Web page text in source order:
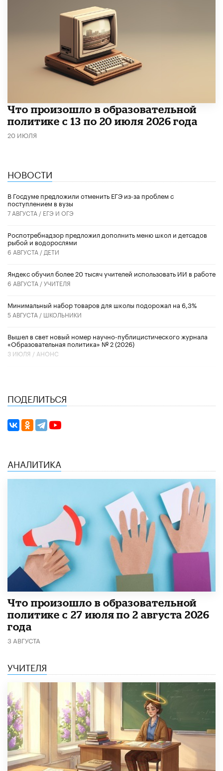
Что произошло в образовательной
политике с 13 по 20 июля 2026 года
20 ИЮЛЯ
НОВОСТИ
В Госдуме предложили отменить ЕГЭ из-за проблем с
поступлением в вузы
7 АВГУСТА / ЕГЭ И ОГЭ
Роспотребнадзор предложил дополнить меню школ и детсадов
рыбой и водорослями
6 АВГУСТА / ДЕТИ
​Яндекс обучил более 20 тысяч учителей использовать ИИ в работе
6 АВГУСТА /УЧИТЕЛЯ
Минимальный набор товаров для школы подорожал на 6,3%
5 АВГУСТА / ШКОЛЬНИКИ
Вышел в свет новый номер научно-публицистического журнала
«Образовательная политика» № 2 (2026)
3 ИЮЛЯ / АНОНС
ПОДЕЛИТЬСЯ
АНАЛИТИКА
​Что произошло в образовательной
политике с 27 июля по 2 августа 2026
года
3 АВГУСТА
УЧИТЕЛЯ